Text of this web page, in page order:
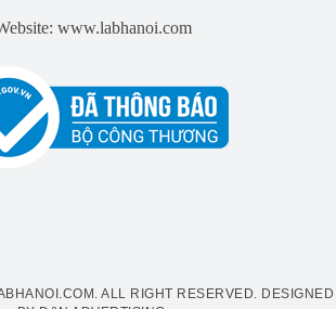
www.labhanoi.com
ALL RIGHT RESERVED. DESIGNED